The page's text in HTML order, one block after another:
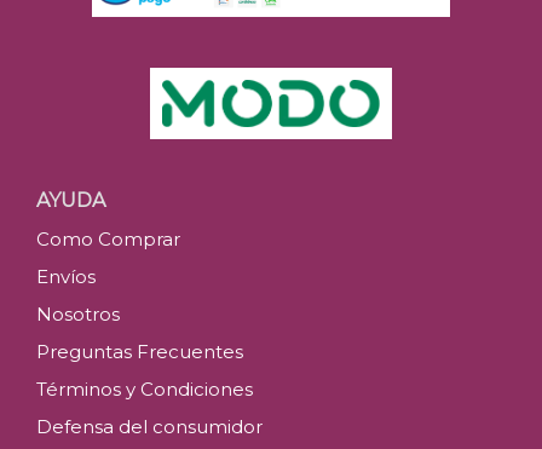
AYUDA
Como Comprar
Envíos
Nosotros
Preguntas Frecuentes
Términos y Condiciones
Defensa del consumidor